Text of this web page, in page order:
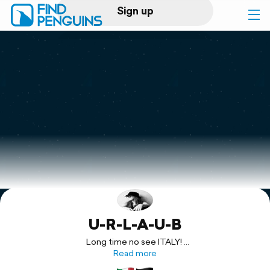
Sign up
Log in
Print a book
Flyover video
Explore
U-R-L-A-U-B
Long time no see ITALY!
Nach gefühlten Ewigkeiten sind wir nun wieder auf dem Weg
ins geliebte Italien…auf zu neuen Abenteuern mit alten
Read more